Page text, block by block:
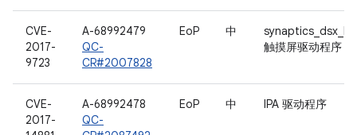
CVE-
2017-
9723
A-68992479
QC-
CR#2007828
EoP 中
触摸屏驱动程序
CVE-
2017-
A-68992478
QC-
EoP 中 IPA 驱动程序